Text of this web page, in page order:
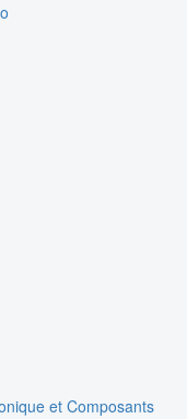
et Composants